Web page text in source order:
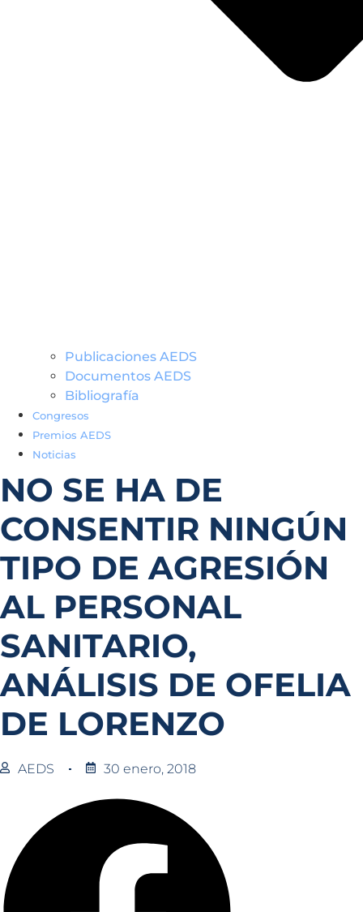
Publicaciones AEDS
Documentos AEDS
Bibliografía
Congresos
Premios AEDS
Noticias
NO SE HA DE
CONSENTIR NINGÚN
TIPO DE AGRESIÓN
AL PERSONAL
SANITARIO,
ANÁLISIS DE OFELIA
DE LORENZO
AEDS 30 enero, 2018